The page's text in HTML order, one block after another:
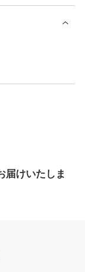
届けいたしま